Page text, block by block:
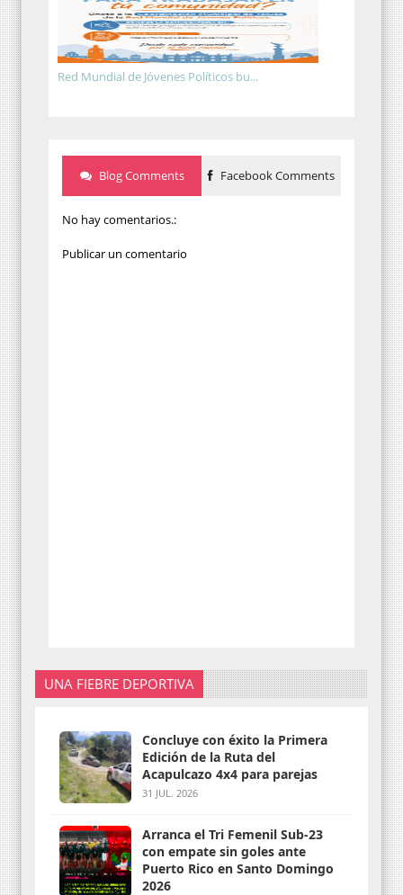
Red Mundial de Jóvenes Políticos bu...
Blog Comments Facebook Comments
No hay comentarios.:
Publicar un comentario
UNA FIEBRE DEPORTIVA
Concluye con éxito la Primera
Edición de la Ruta del
Acapulcazo 4x4 para parejas
31 JUL. 2026
Arranca el Tri Femenil Sub-23
con empate sin goles ante
Puerto Rico en Santo Domingo
2026